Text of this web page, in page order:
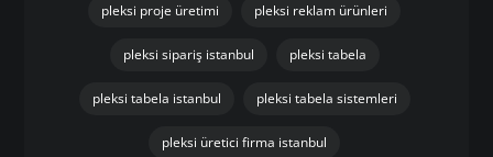
pleksi proje üretimi pleksi reklam ürünleri
pleksi sipariş istanbul pleksi tabela
pleksi tabela istanbul pleksi tabela sistemleri
pleksi üretici firma istanbul